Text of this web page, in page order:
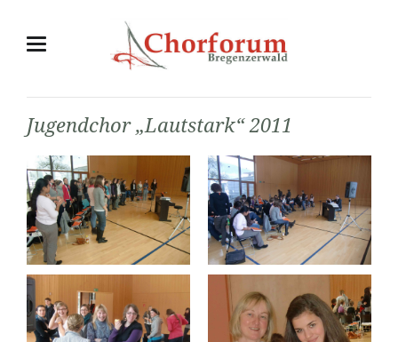
Jugendchor „Lautstark“ 2011